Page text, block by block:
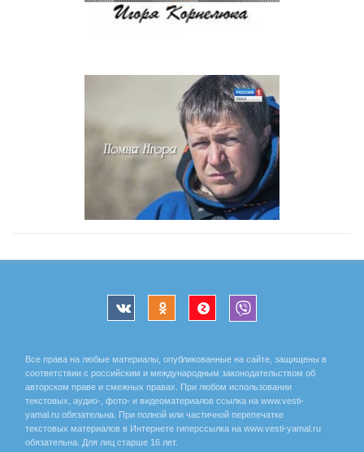
Все права на любые материалы, опубликованные на сайте, защищены в
соответствии с российским и международным законодательством об
авторском праве и смежных правах. При любом использовании
текстовых, аудио-, фото- и видеоматериалов ссылка на www.vesti-
yamal.ru обязательна. При полной или частичной перепечатке
текстовых материалов в Интернете гиперссылка на www.vesti-yamal.ru
обязательна. Для лиц старше 16 лет.